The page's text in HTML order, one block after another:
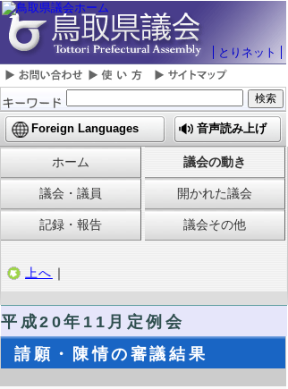
とりネット
Foreign Languages 音声読み上げ
ホーム 議会の動き
議会・議員 開かれた議会
記録・報告 議会その他
上へ ｜
平成20年11月定例会
請願・陳情の審議結果